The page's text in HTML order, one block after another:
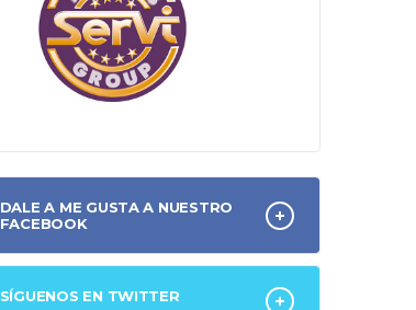
DALE A ME GUSTA A NUESTRO
FACEBOOK
SÍGUENOS EN TWITTER